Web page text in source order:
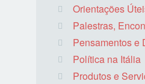
Orientações
Palestras,
Pensamentos e
Política na Itália
Produtos e